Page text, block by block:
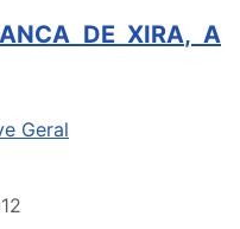
DE XIRA, A
Geral